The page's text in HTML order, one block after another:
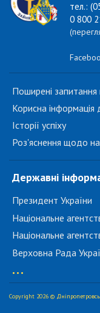
тел.:
0 800
Поширені
Корисна інформація
Історії успіху
Роз'яснення щодо
Державні
Президент України
Національне
Національне
Верховна Рада
...
Copyright 2026 ©